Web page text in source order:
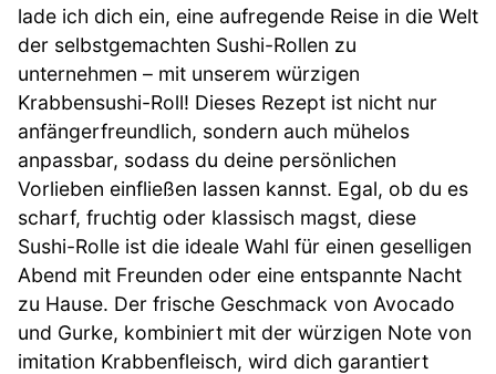
lade ich dich ein, eine aufregende Reise in die Welt
der selbstgemachten Sushi-Rollen zu
unternehmen – mit unserem würzigen
Krabbensushi-Roll! Dieses Rezept ist nicht nur
anfängerfreundlich, sondern auch mühelos
anpassbar, sodass du deine persönlichen
Vorlieben einfließen lassen kannst. Egal, ob du es
scharf, fruchtig oder klassisch magst, diese
Sushi-Rolle ist die ideale Wahl für einen geselligen
Abend mit Freunden oder eine entspannte Nacht
zu Hause. Der frische Geschmack von Avocado
und Gurke, kombiniert mit der würzigen Note von
imitation Krabbenfleisch, wird dich garantiert